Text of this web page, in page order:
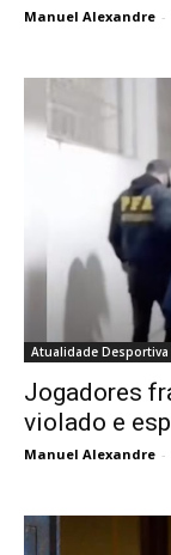
Manuel Alexandre -
Atualidade Desportiva
Jogadores
violado e
Manuel Alexandre -